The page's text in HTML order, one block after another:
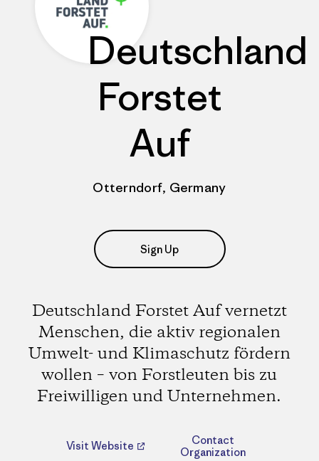
Deutschland
Forstet
Auf
Otterndorf, Germany
Sign Up
Deutschland Forstet Auf vernetzt
Menschen, die aktiv regionalen
Umwelt- und Klimaschutz fördern
wollen – von Forstleuten bis zu
Freiwilligen und Unternehmen.
Visit Website
Contact
Organization